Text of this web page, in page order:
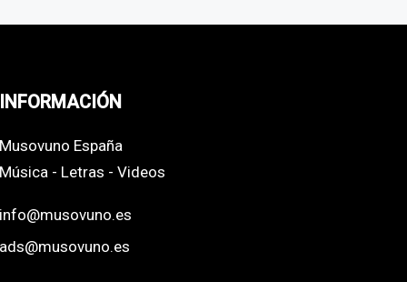
INFORMACIÓN
Musovuno España
Música - Letras - Videos
info@musovuno.es
ads@musovuno.es